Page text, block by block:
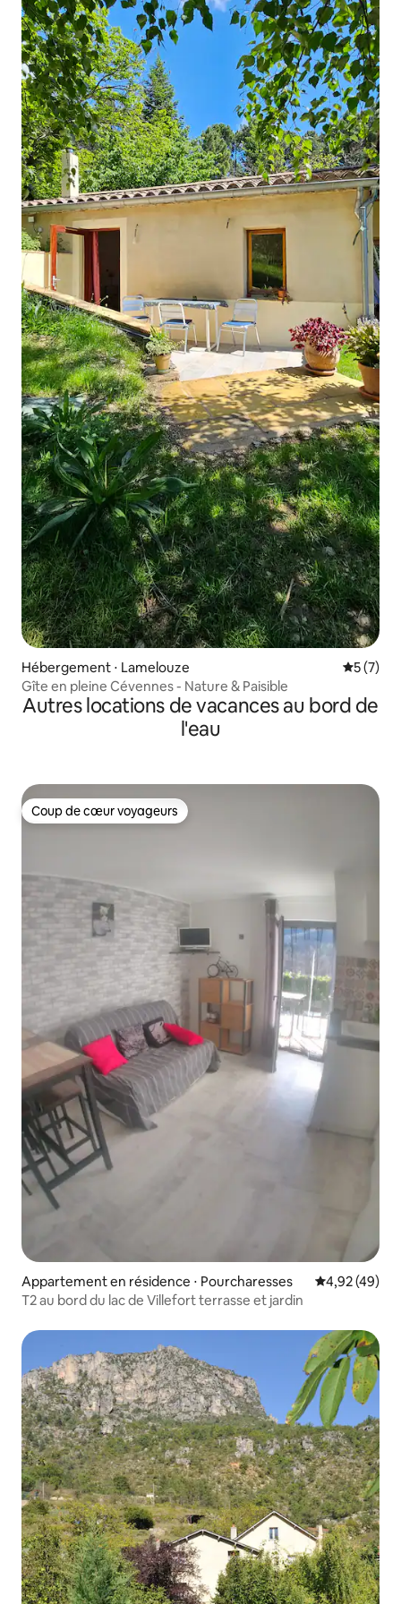
Hébergement ⋅ Lamelouze
5 (7)
Gîte en pleine Cévennes - Nature & Paisible
Autres locations de vacances au bord de
l'eau
Coup de cœur voyageurs
Coup de cœur voyageurs
Appartement en résidence ⋅ Pourcharesses Évaluation
4,92 (49)
T2 au bord du lac de Villefort terrasse et jardin